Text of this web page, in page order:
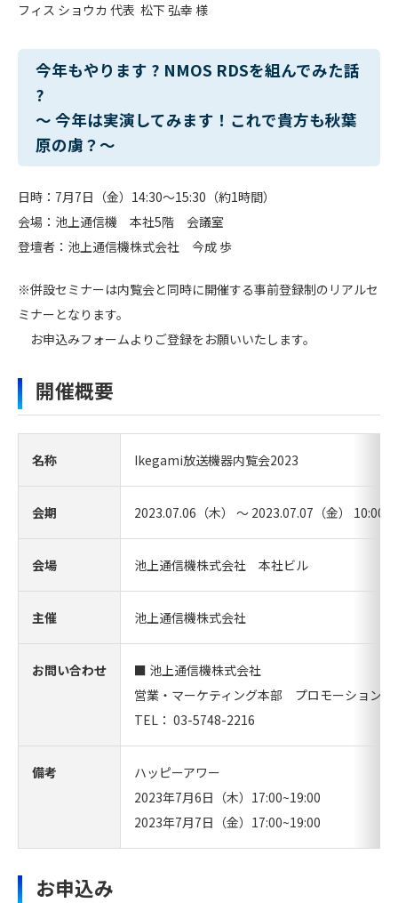
フィス ショウカ 代表 松下 弘幸 様
今年もやります ? NMOS RDSを組んでみた話
?
～ 今年は実演してみます！これで貴方も秋葉
原の虜？～
日時：7月7日（金）14:30～15:30（約1時間）
会場：池上通信機 本社5階 会議室
登壇者：池上通信機株式会社 今成 歩
※併設セミナーは内覧会と同時に開催する事前登録制のリアルセ
ミナーとなります。
お申込みフォームよりご登録をお願いいたします。
開催概要
名称 Ikegami放送機器内覧会2023
会期 2023.07.06（木） ～ 2023.07.07（金） 10:00
会場 池上通信機株式会社 本社ビル
主催 池上通信機株式会社
お問い合わせ
■ 池上通信機株式会社
営業・マーケティング本部 プロモーション室
TEL： 03-5748-2216
備考
ハッピーアワー
2023年7月6日（木）17:00~19:00
2023年7月7日（金）17:00~19:00
お申込み